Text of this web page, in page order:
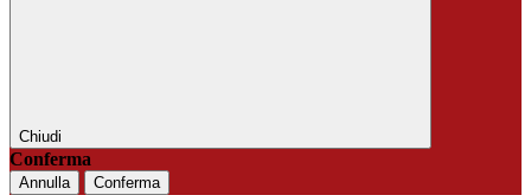
Chiudi
Conferma
Annulla Conferma